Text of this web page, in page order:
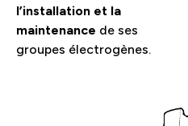
l’installation et la
maintenance de ses
groupes électrogènes.